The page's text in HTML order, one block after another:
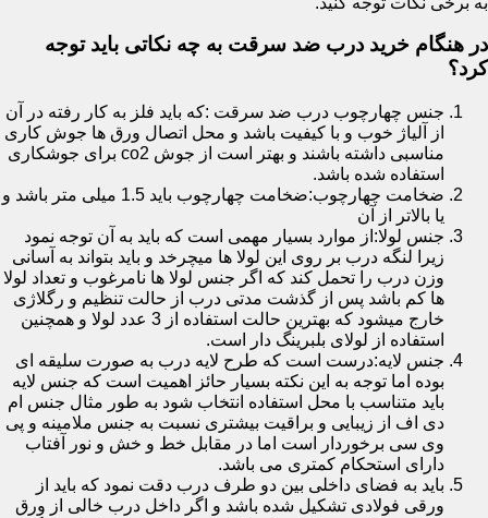
در هنگام خرید درب ضد سرقت به چه نکاتی باید توجه
کرد؟
جنس چهارچوب درب ضد سرقت :که باید فلز به کار رفته در آن
از آلیاژ خوب و با کیفیت باشد و محل اتصال ورق ها جوش کاری
مناسبی داشته باشند و بهتر است از جوش co2 برای جوشکاری
استفاده شده باشد.
ضخامت چهارچوب:ضخامت چهارچوب باید 1.5 میلی متر باشد و
یا بالاتر از آن
جنس لولا:از موارد بسیار مهمی است که باید به آن توجه نمود
زیرا لنگه درب بر روی این لولا ها میچرخد و باید بتواند به آسانی
وزن درب را تحمل کند که اگر جنس لولا ها نامرغوب و تعداد لولا
ها کم باشد پس از گذشت مدتی درب از حالت تنظیم و رگلاژی
خارج میشود که بهترین حالت استفاده از 3 عدد لولا و همچنین
استفاده از لولای بلبرینگ دار است.
جنس لایه:درست است که طرح لایه درب به صورت سلیقه ای
بوده اما توجه به این نکته بسیار حائز اهمیت است که جنس لایه
باید متناسب با محل استفاده انتخاب شود به طور مثال جنس ام
دی اف از زیبایی و براقیت بیشتری نسبت به جنس ملامینه و پی
وی سی برخوردار است اما در مقابل خط و خش و نور آفتاب
دارای استحکام کمتری می باشد.
باید به فضای داخلی بین دو طرف درب دقت نمود که باید از
ورقی فولادی تشکیل شده باشد و اگر داخل درب خالی از ورق